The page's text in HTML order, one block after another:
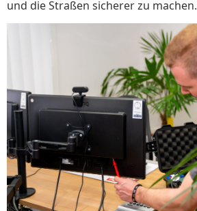
und die Straßen sicherer zu machen.